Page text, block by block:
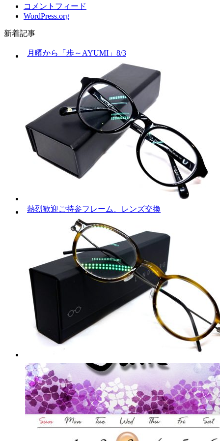
コメントフィード
WordPress.org
新着記事
月曜から「歩～AYUMI」8/3
熱烈歓迎ご持参フレーム、レンズ交換